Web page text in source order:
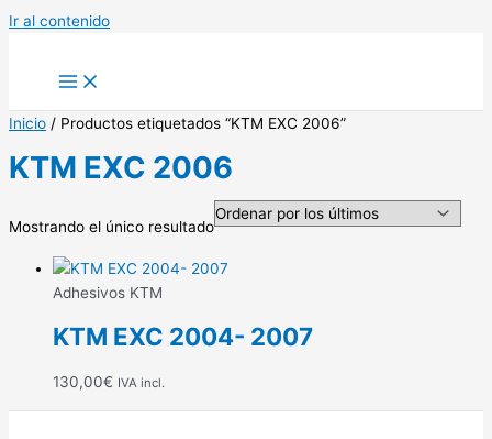
Ir al contenido
Inicio / Productos etiquetados “KTM EXC 2006”
KTM EXC 2006
Mostrando el único resultado
Adhesivos KTM
KTM EXC 2004- 2007
130,00€ IVA incl.